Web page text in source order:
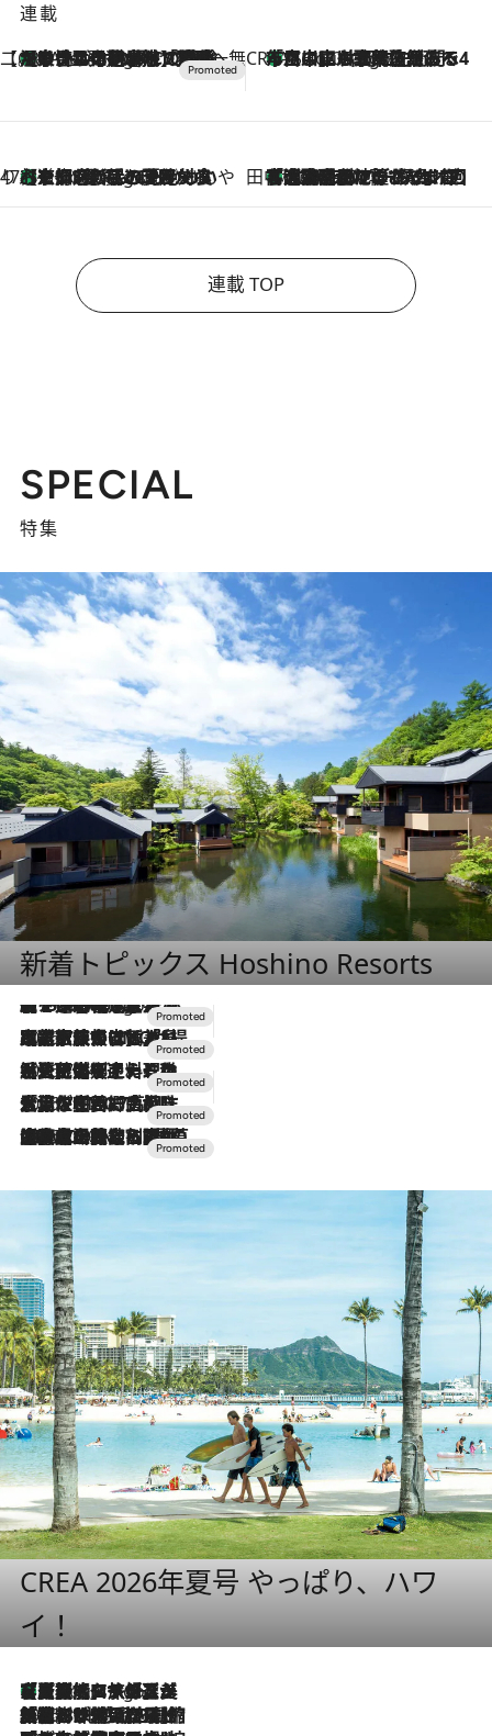
連載
【CREA×星野リゾート】唯一無二。癒しと発見が待つ場所へ
7 Hours Ago
【トンボの足水浴】ヒノキの香りに包まれて涼感マックス！約13℃の湧水かけ流しを避暑地「星野温泉 トンボの湯」で体験 CREA'S CHOICE
9 Hours Ago
「立川にも歌舞伎があるんだよ」 片岡仁左衛門・市川中車ら豪華座組みで4年目の立川立飛歌舞伎へ
47都道府県の手みやげ ひんやりスイーツで夏を満喫
9 Hours Ago
【京都府】この夏絶対食べたい 冷やしておいしいおやつ3選 ひと口目から心を掴む新緑のテリーヌ 田中稲の勝手に再ブーム
2026.8.7
「湘南乃風に憧れて」観客大盛上がりの“タオル回し”に、ラッパー顔負けの高速歌唱まで…さだまさし（74）のアグレッシブすぎる現在地
連載 TOP
SPECIAL
特集
新着トピックス Hoshino Resorts
7 Hours Ago
【トンボの足水浴】ヒノキの香りに包まれて涼感マックス！約13℃の湧水かけ流しを避暑地「星野温泉 トンボの湯」で体験
2026.7.31
【ホテル帰省】という選択肢をOMOが提案。家族とほどよい距離を保つには「昼は実家、夜は気兼ねなくホテルで！」
2026.7.24
【夏限定ディナーコース】旬を迎える稚鮎や花ズッキーニなどをイタリア・トスカーナの郷土料理の手法で満喫！
2026.7.17
「土佐和ハーブかき氷」がOMO7高知に登場！生姜、山椒、大葉など目にも舌にも涼を呼ぶ郷土の味
2026.7.10
NEW OPEN！【界 草津】名湯の地に誕生。趣の異なる2種の温泉と上州ならではの会席・蕎麦割烹など美食を味わう究極の癒やし旅
CREA 2026年夏号 やっぱり、ハワ
イ！
9 Hours Ago
【厳選旅コスメ】「多機能アイテムがメイン！」旅好き美容エディターが選んだ夏旅ベストコスメを発表【Mサイズジップ】
2026.8.6
「荷物が増えるほど旅ストレスは増す」美容ジャーナリストがたどり着いた最終結論。“化粧品を劇的に減らす”感動の凝縮美容とは